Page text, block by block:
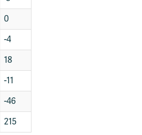
0
-4
18
-11
-46
215